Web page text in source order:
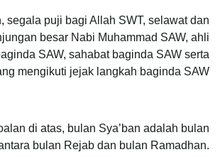
segala puji bagi Allah SWT, selawat dan
besar Nabi Muhammad SAW, ahli
SAW, sahabat baginda SAW serta
mengikuti jejak langkah baginda SAW.
di atas, bulan Sya’ban adalah bulan
bulan Rejab dan bulan Ramadhan.